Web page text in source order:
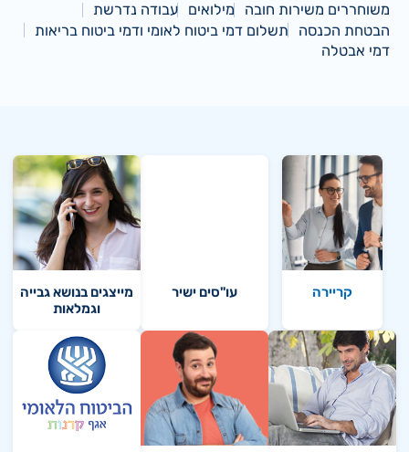
משוחררים משירות חובה מילואים
עבודה נדרשת
הבטחת הכנסה
תשלום דמי ביטוח לאומי ודמי ביטוח בריאות
דמי אבטלה
קריירה עו"סים ישיר
מייצגים בנושא גבייה
וגמלאות